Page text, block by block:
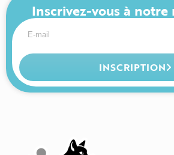
Inscrivez-vous à
INSCRIPTION